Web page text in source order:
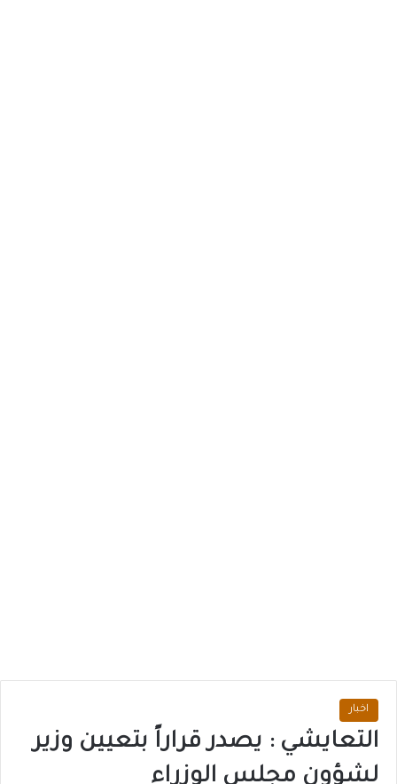
اخبار
التعايشي : يصدر قراراً بتعيين وزير
لشؤون مجلس الوزراء